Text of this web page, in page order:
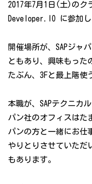
2017年7月1日(土)のク
Developer.IO に参加し
開催場所が、SAPジャ
ともあり、興味もった
たぶん、3Fと最上階使
本職が、SAPテクニカ
パン社のオフィスはた
パンの方と一緒にお仕
やりとりさせていた
もあります。